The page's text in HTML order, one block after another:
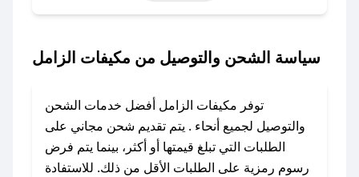
حتى عروض خاصة أخرى.
الزامل؟
كود خصم مكيفات الزامل. وفي حال عدم توفر
الكوبون، تواصل معنا عبر تويتر أو البريد الإلكتروني
لإضافته بسرعة.
سياسة الشحن والتوصيل من مكيفات الزامل
توفر مكيفات الزامل أفضل خدمات الشحن
والتوصيل لجميع أنحاء . يتم تقديم شحن مجاني على
الطلبات التي تبلغ قيمتها أو أكثر، بينما يتم فرض
رسوم رمزية على الطلبات الأقل من ذلك. للاستفادة